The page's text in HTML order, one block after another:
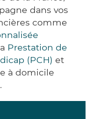
dans vos
comme
Prestation de
(PCH) et
à domicile